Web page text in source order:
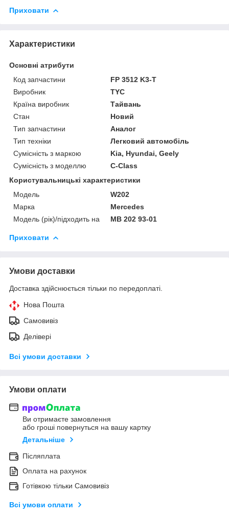
Приховати
Характеристики
Основні атрибути
Код запчастини
FP 3512 K3-T
Виробник
TYC
Країна виробник
Тайвань
Стан
Новий
Тип запчастини
Аналог
Тип техніки
Легковий автомобіль
Сумісність з маркою
Kia, Hyundai, Geely
Сумісність з моделлю
C-Class
Користувальницькі характеристики
Мoдель
W202
Марка
Mercedes
Модель (рік)/підходить на
MB 202 93-01
Приховати
Умови доставки
Доставка здійснюється тільки по передоплаті.
Нова Пошта
Самовивіз
Делівері
Всі умови доставки
Умови оплати
Ви отримаєте замовлення
або гроші повернуться на вашу картку
Детальніше
Післяплата
Оплата на рахунок
Готівкою тільки Самовивіз
Всі умови оплати